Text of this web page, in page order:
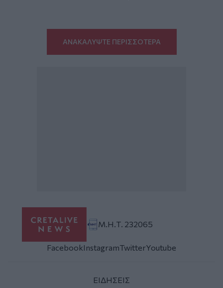
ΑΝΑΚΑΛΥΨΤΕ ΠΕΡΙΣΣΟΤΕΡΑ
Μ.Η.Τ. 232065
FacebookInstagramTwitterYoutube
ΕΙΔΗΣΕΙΣ